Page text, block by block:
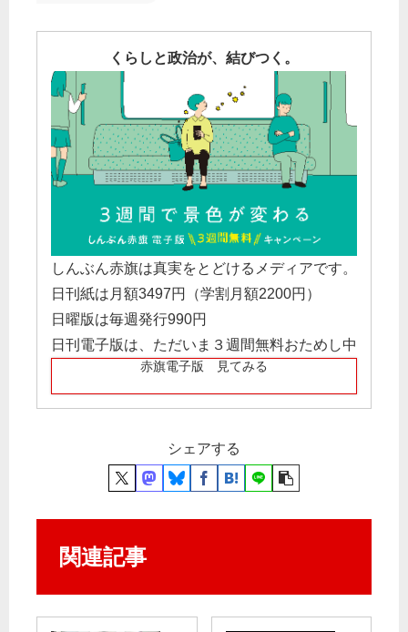
くらしと政治が、結びつく。
しんぶん赤旗は真実をとどけるメディアです。
日刊紙は月額3497円（学割月額2200円）
日曜版は毎週発行990円
日刊電子版は、ただいま３週間無料おためし中
赤旗電子版 見てみる
シェアする
関連記事